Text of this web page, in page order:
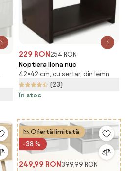
|
229 RON254 RON
Noptiera Ilona nuc
42×42 cm, cu sertar, din lemn
(23)
În stoc
Ofertă limitată
-38 %
249,99 RON399,99 RON